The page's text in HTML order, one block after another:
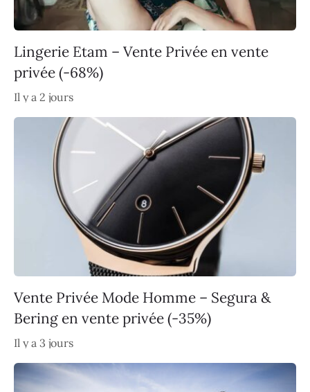
Lingerie Etam – Vente Privée en vente
privée (-68%)
Il y a 2 jours
Vente Privée Mode Homme – Segura &
Bering en vente privée (-35%)
Il y a 3 jours